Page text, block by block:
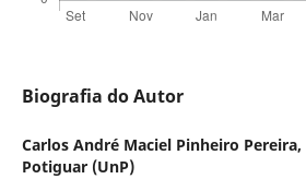
Biografia do Autor
Carlos André Maciel Pinheiro Pereira,
Potiguar (UnP)